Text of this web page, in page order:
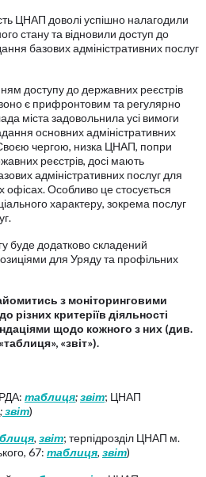
ЦНАП доволі успішно налагодили
стану та відновили доступ до
базових адміністративних послуг
доступу до державних реєстрів
воно є прифронтовим та регулярно
міста задовольнила усі вимоги
основних адміністративних
чергою, низка ЦНАП, попри
реєстрів, досі мають
адміністративних послуг для
Особливо це стосується
характеру, зокрема послуг
буде додатково складений
для Уряду та профільних
з моніторинговими
різних критеріїв діяльності
щодо кожного з них (див.
«звіт»).
таблиця;звіт; ЦНАП
;звіт)
, звіт; терпідрозділ ЦНАП м.
67: таблиця, звіт)